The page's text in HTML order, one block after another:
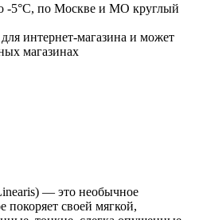
-5°C, по Москве и МО круглый
интернет-магазина и может
магазинах
— это необычное
покоряет своей мягкой,